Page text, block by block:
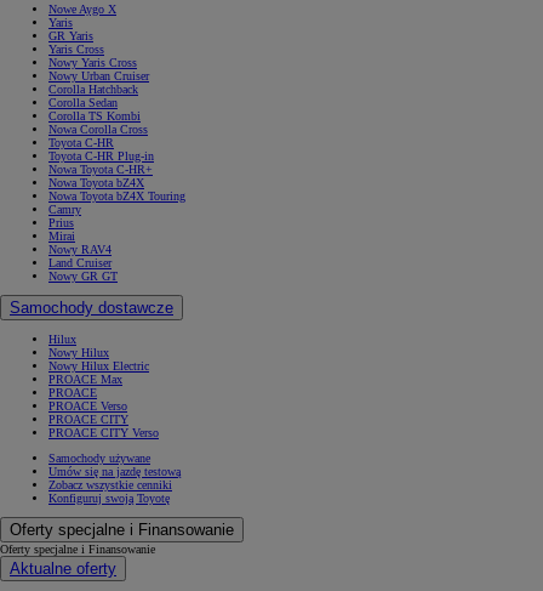
Nowe Aygo X
Yaris
GR Yaris
Yaris Cross
Nowy Yaris Cross
Nowy Urban Cruiser
Corolla Hatchback
Corolla Sedan
Corolla TS Kombi
Nowa Corolla Cross
Toyota C-HR
Toyota C-HR Plug-in
Nowa Toyota C-HR+
Nowa Toyota bZ4X
Nowa Toyota bZ4X Touring
Camry
Prius
Mirai
Nowy RAV4
Land Cruiser
Nowy GR GT
Samochody dostawcze
Hilux
Nowy Hilux
Nowy Hilux Electric
PROACE Max
PROACE
PROACE Verso
PROACE CITY
PROACE CITY Verso
Samochody używane
Umów się na jazdę testową
Zobacz wszystkie cenniki
Konfiguruj swoją Toyotę
Oferty specjalne i Finansowanie
Oferty specjalne i Finansowanie
Aktualne oferty